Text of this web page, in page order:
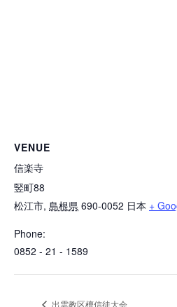
VENUE
信楽寺
竪町88
松江市, 島根県 690-0052 日本 +
Phone:
0852 - 21 - 1589
出雲教区檀信徒大会